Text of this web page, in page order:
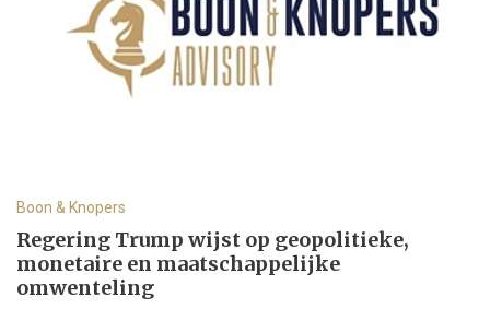
Boon & Knopers
Regering Trump wijst op geopolitieke,
monetaire en maatschappelijke
omwenteling